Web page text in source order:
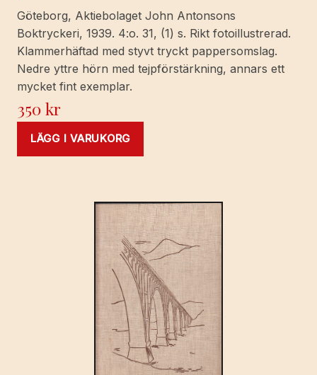
Göteborg, Aktiebolaget John Antonsons
Boktryckeri, 1939. 4:o. 31, (1) s. Rikt fotoillustrerad.
Klammerhäftad med styvt tryckt pappersomslag.
Nedre yttre hörn med tejpförstärkning, annars ett
mycket fint exemplar.
350kr
LÄGG I VARUKORG